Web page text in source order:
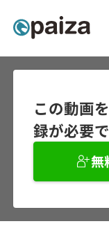
求人検索
インタビュー
転職成功ガイド
未経験転職
インタビュー
学習
この動画
録が必要
無